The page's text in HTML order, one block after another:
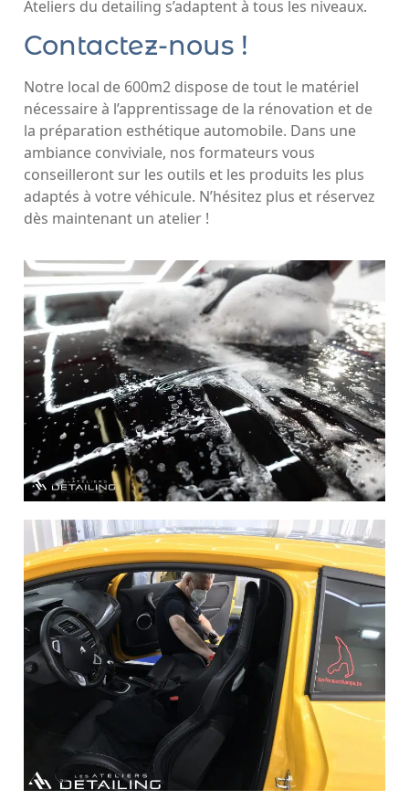
Ateliers du detailing s’adaptent à tous les niveaux.
Contactez-nous !
Notre local de 600m2 dispose de tout le matériel
nécessaire à l’apprentissage de la rénovation et de
la préparation esthétique automobile. Dans une
ambiance conviviale, nos formateurs vous
conseilleront sur les outils et les produits les plus
adaptés à votre véhicule. N’hésitez plus et réservez
dès maintenant un atelier !